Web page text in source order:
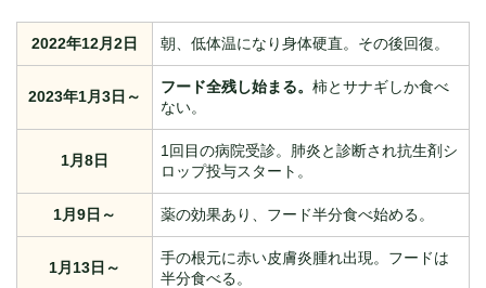
2022年12月2日 朝、低体温になり身体硬直。その後回復。
2023年1月3日～
フード全残し始まる。 柿とサナギしか食べ
ない。
1月8日
1回目の病院受診。肺炎と診断され抗生剤シ
ロップ投与スタート。
1月9日～ 薬の効果あり、フード半分食べ始める。
1月13日～
手の根元に赤い皮膚炎腫れ出現。フードは
半分食べる。